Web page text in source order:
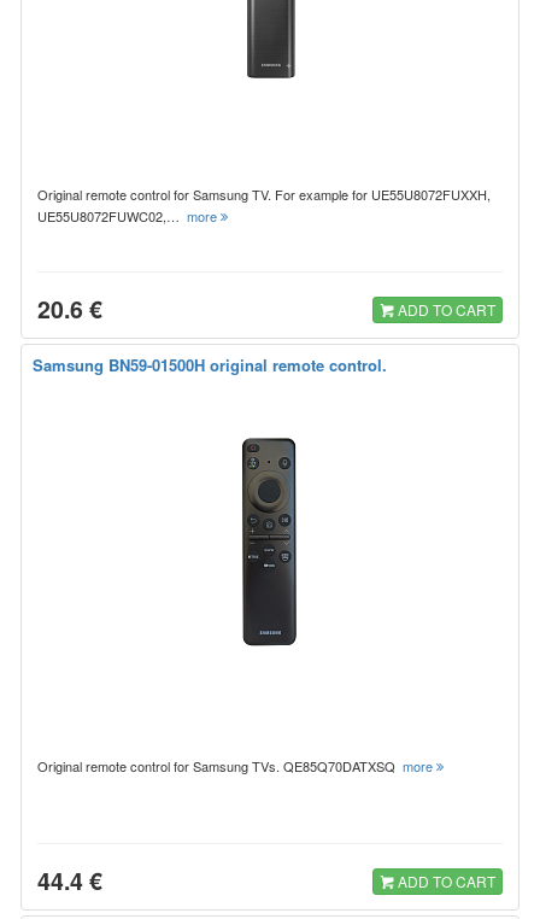
Original remote control for Samsung TV. For example for UE55U8072FUXXH,
UE55U8072FUWC02,… more
20.6 € ADD TO CART
Samsung BN59-01500H original remote control.
Original remote control for Samsung TVs. QE85Q70DATXSQ more
44.4 € ADD TO CART